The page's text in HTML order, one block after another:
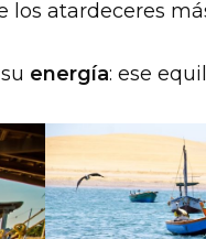
atardeceres
energía: ese